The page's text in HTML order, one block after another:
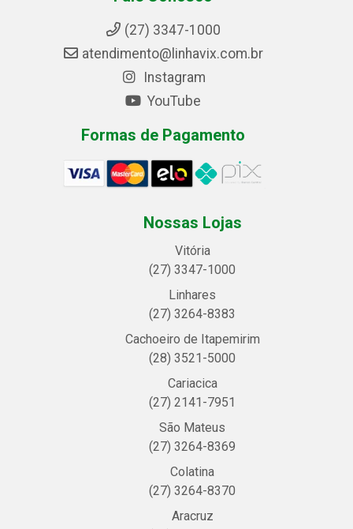
(27) 3347-1000
atendimento@linhavix.com.br
Instagram
YouTube
Formas de Pagamento
Nossas Lojas
Vitória
(27) 3347-1000
Linhares
(27) 3264-8383
Cachoeiro de Itapemirim
(28) 3521-5000
Cariacica
(27) 2141-7951
São Mateus
(27) 3264-8369
Colatina
(27) 3264-8370
Aracruz